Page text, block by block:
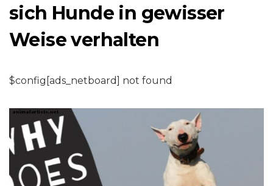
sich Hunde in gewisser
Weise verhalten
$config[ads_netboard] not found